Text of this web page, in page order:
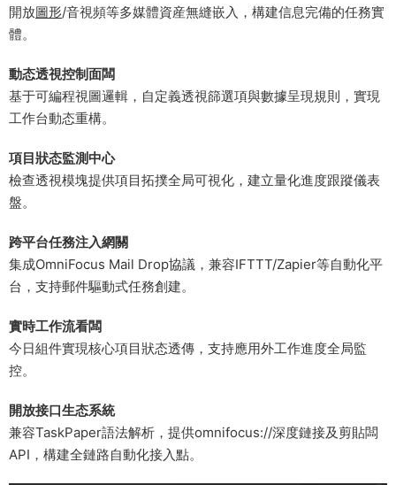
開放圖形/音視頻等多媒體資産無縫嵌入，構建信息完備的任務實
體。
​動态透視控制面闆​
基于可編程視圖邏輯，自定義透視篩選項與數據呈現規則，實現
工作台動态重構。
​項目狀态監測中心​
檢查透視模塊提供項目拓撲全局可視化，建立量化進度跟蹤儀表
盤。
​跨平台任務注入網關​
集成OmniFocus Mail Drop協議，兼容IFTTT/Zapier等自動化平
台，支持郵件驅動式任務創建。
​實時工作流看闆​
今日組件實現核心項目狀态透傳，支持應用外工作進度全局監
控。
​開放接口生态系統​
兼容TaskPaper語法解析，提供omnifocus://深度鏈接及剪貼闆
API，構建全鏈路自動化接入點。